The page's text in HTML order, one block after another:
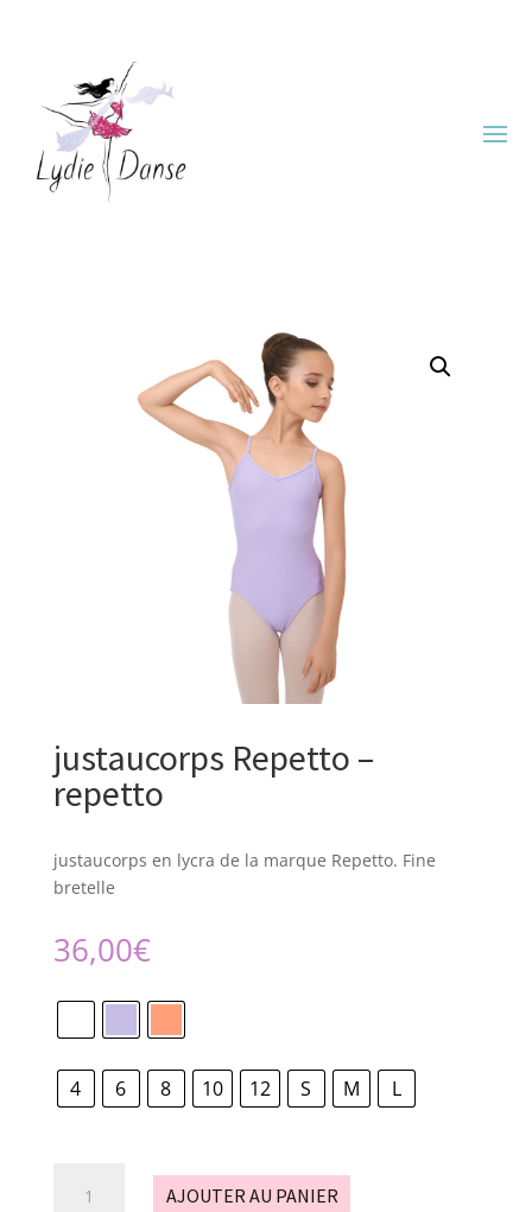
justaucorps Repetto –
repetto
justaucorps en lycra de la marque Repetto. Fine
bretelle
36,00€
4 6 8 10 12 S M L
AJOUTER AU PANIER